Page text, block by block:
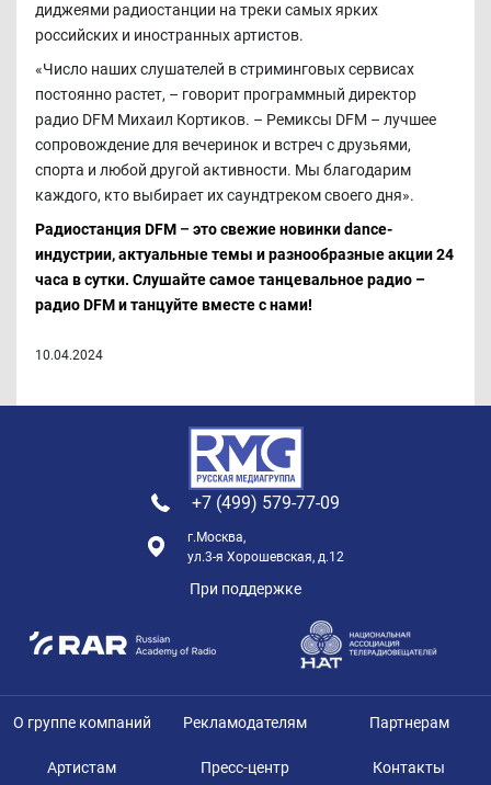
диджеями радиостанции на треки самых ярких
российских и иностранных артистов.
«Число наших слушателей в стриминговых сервисах
постоянно растет, – говорит программный директор
радио DFM Михаил Кортиков. – Ремиксы DFM – лучшее
сопровождение для вечеринок и встреч с друзьями,
спорта и любой другой активности. Мы благодарим
каждого, кто выбирает их саундтреком своего дня».
Радиостанция DFM –это свежие новинки dance-
индустрии, актуальные темы и разнообразные акции 24
часа в сутки. Слушайте самое танцевальное радио –
радио DFM и танцуйте вместе с нами!
10.04.2024
+7 (499) 579-77-09
г.Москва,
ул.3-я Хорошевская, д.12
При поддержке
О группе компаний Рекламодателям Партнерам
Артистам Пресс-центр Контакты